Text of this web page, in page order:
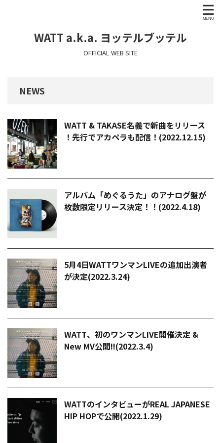
WATT a.k.a. ヨッテルブッテル
OFFICIAL WEB SITE
NEWS
WATT & TAKASE名義で新曲をリリース
！先行でアカペラも配信！(2022.12.15)
アルバム「めぐるうた」のアナログ盤が
枚数限定リリース決定！！(2022.4.18)
5月4日WATTワンマンLIVEの追加出演者
が決定(2022.3.24)
WATT、初のワンマンLIVE開催決定 &
New MV公開!!(2022.3.4)
WATTのインタビューがREAL JAPANESE
HIP HOPで公開(2022.1.29)